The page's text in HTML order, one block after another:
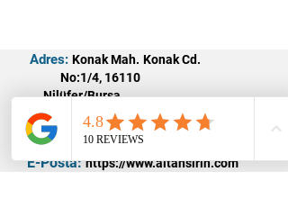
Adres:Konak Mah. Konak Cd.
No:1/4, 16110
Nilüfer/Bursa
Tel: 0224 451 51 97
E-Posta:https://www.altansirin.com